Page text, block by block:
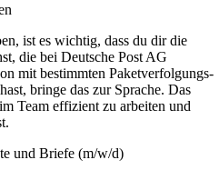
ist es wichtig, dass du dir die
die bei Deutsche Post AG
mit bestimmten Paketverfolgungs-
bringe das zur Sprache. Das
Team effizient zu arbeiten und
und Briefe (m/w/d)